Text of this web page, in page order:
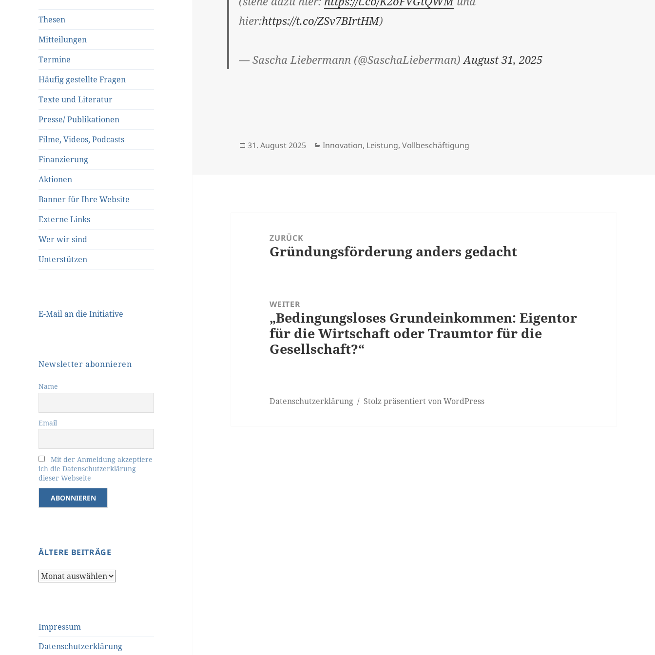
Thesen
Mitteilungen
Termine
Häufig gestellte Fragen
Texte und Literatur
Presse/ Publikationen
Filme, Videos, Podcasts
Finanzierung
Aktionen
Banner für Ihre Website
Externe Links
Wer wir sind
Unterstützen
E-Mail an die Initiative
Newsletter abonnieren
Name
Email
Mit der Anmeldung akzeptiere
ich die Datenschutzerklärung
dieser Webseite
ÄLTERE BEITRÄGE
Ältere
Impressum
Datenschutzerklärung
hier:https://t.co/ZSv7BIrtHM)
— Sascha Liebermann (@SaschaLieberman)August 31, 2025
Veröffentlicht
31. August 2025 Kategorien
Innovation, Leistung,Vollbeschäftigung
NavigationZURÜCK
Vorheriger
Gründungsförderung anders gedacht
WEITER
Nächster
Beitrag:
„Bedingungsloses Grundeinkommen: Eigentor
für die Wirtschaft oder Traumtor für die
Gesellschaft?“
Datenschutzerklärung Stolz präsentiert von WordPress